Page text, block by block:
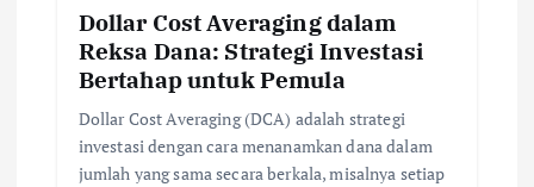
Dollar Cost Averaging dalam
Reksa Dana: Strategi Investasi
Bertahap untuk Pemula
Dollar Cost Averaging (DCA) adalah strategi
investasi dengan cara menanamkan dana dalam
jumlah yang sama secara berkala, misalnya setiap